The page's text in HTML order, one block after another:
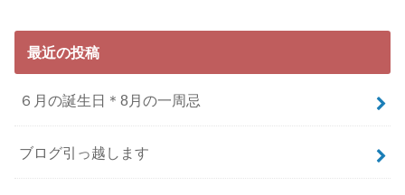
最近の投稿
６月の誕生日＊8月の一周忌
ブログ引っ越します